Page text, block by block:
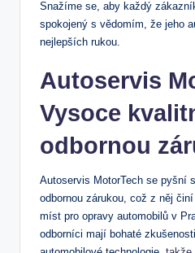
Snažíme se, aby každý
spokojený s vědomím, že⁢ jeho
nejlepších rukou.
Autoservis
Vysoce‌
odbornou
Autoservis MotorTech se pyšní
odbornou zárukou, což z něj
míst pro⁣ opravy automobilů v
odborníci ​mají bohaté